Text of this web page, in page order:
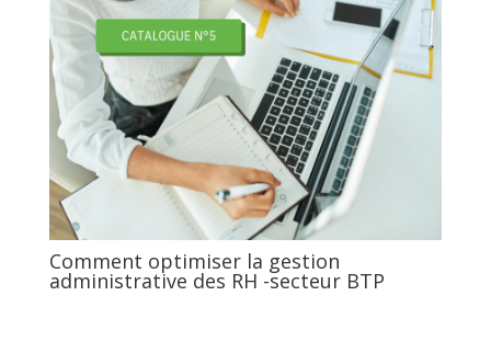
Comment optimiser la gestion
administrative des RH -secteur BTP